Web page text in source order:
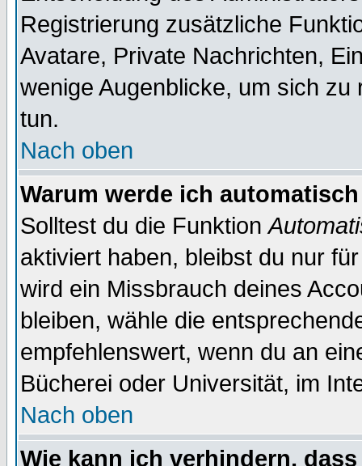
Registrierung zusätzliche
Avatare, Private Nachrichten,
wenige Augenblicke, um sich
tun.
Nach oben
Warum werde ich
Solltest du die Funktion
aktiviert haben, bleibst du nur
wird ein Missbrauch deines
bleiben, wähle die
empfehlenswert, wenn du an
Bücherei oder Universität, im
Nach oben
Wie kann ich verhindern,